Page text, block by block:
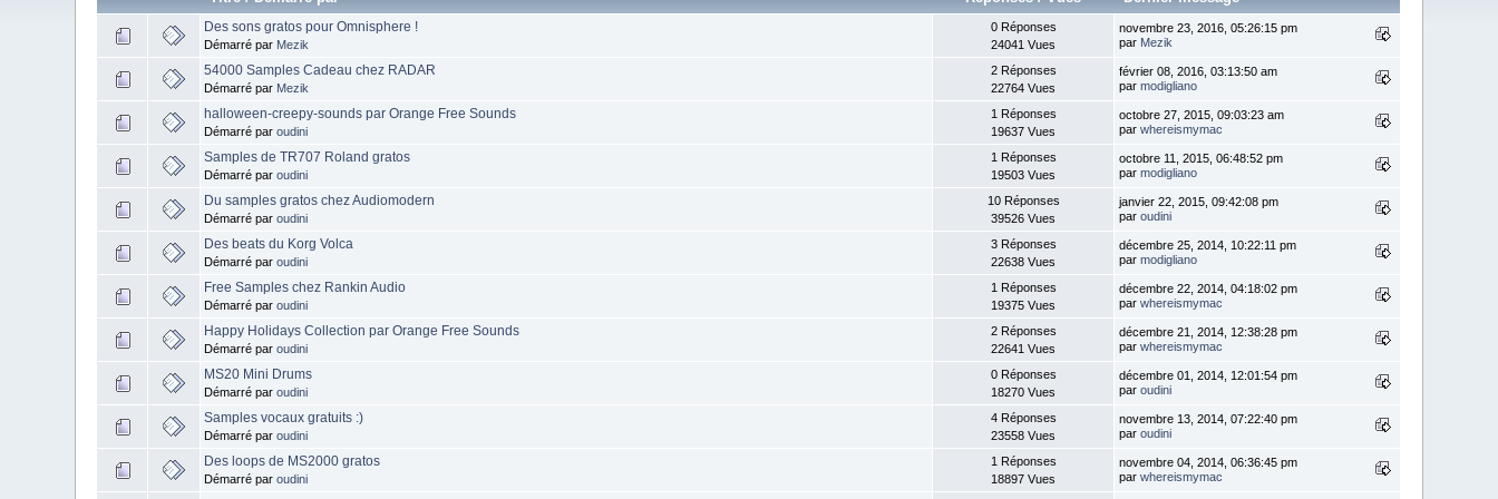
Des sons gratos pour Omnisphere !
Démarré par Mezik
0 Réponses
24041 Vues
novembre 23, 2016, 05:26:15 pm
par Mezik
54000 Samples Cadeau chez RADAR
Démarré par Mezik
2 Réponses
22764 Vues
février 08, 2016, 03:13:50 am
parmodigliano
halloween-creepy-sounds par Orange Free Sounds
Démarré paroudini
1 Réponses
19637 Vues
octobre 27, 2015, 09:03:23 am
parwhereismymac
Samples de TR707 Roland gratos
Démarré paroudini
1 Réponses
19503 Vues
octobre 11, 2015, 06:48:52 pm
parmodigliano
Du samples gratos chez Audiomodern
Démarré paroudini
10 Réponses
39526 Vues
janvier 22, 2015, 09:42:08 pm
paroudini
Des beats du Korg Volca
Démarré paroudini
3 Réponses
22638 Vues
décembre 25, 2014, 10:22:11 pm
parmodigliano
Free Samples chez Rankin Audio
Démarré paroudini
1 Réponses
19375 Vues
décembre 22, 2014, 04:18:02 pm
parwhereismymac
Happy Holidays Collection par Orange Free Sounds
Démarré paroudini
2 Réponses
22641 Vues
décembre 21, 2014, 12:38:28 pm
parwhereismymac
MS20 Mini Drums
Démarré paroudini
0 Réponses
18270 Vues
décembre 01, 2014, 12:01:54 pm
paroudini
Samples vocaux gratuits :)
Démarré paroudini
4 Réponses
23558 Vues
novembre 13, 2014, 07:22:40 pm
paroudini
Des loops de MS2000 gratos
Démarré paroudini
1 Réponses
18897 Vues
novembre 04, 2014, 06:36:45 pm
parwhereismymac